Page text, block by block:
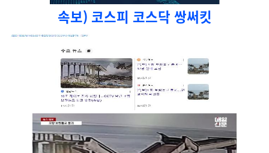
속보) 코스피 코스닥 쌍써킷